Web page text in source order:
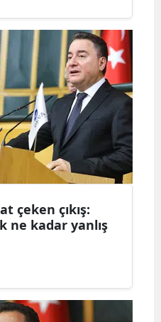
çeken çıkış:
ne kadar yanlış